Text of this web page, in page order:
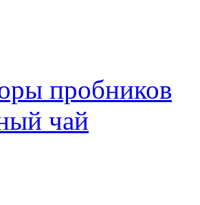
пробников
чай